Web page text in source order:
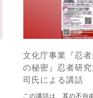
文化庁事業『忍
の秘密』忍者研
司氏による講話
この講話は、耳の不自